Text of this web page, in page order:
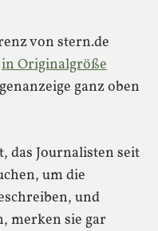
von stern.de
in Originalgröße
ganz oben
das Journalisten seit
um die
und
merken sie gar